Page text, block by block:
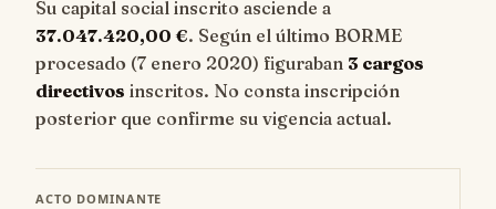
Su capital social inscrito asciende a
37.047.420,00 €. Según el último BORME
procesado (7 enero 2020) figuraban 3 cargos
directivos inscritos. No consta inscripción
posterior que confirme su vigencia actual.
ACTO DOMINANTE